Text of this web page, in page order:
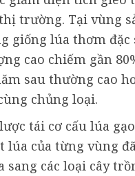
trường. Tại vùng
giống lúa thơm
cao chiếm gần
sau thường cao
chủng loại.
tái cơ cấu lúa
lúa của từng vùng
sang các loại cây